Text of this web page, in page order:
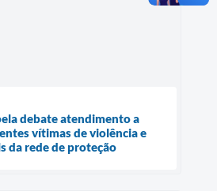
debate atendimento a
vítimas de violência e
da rede de proteção